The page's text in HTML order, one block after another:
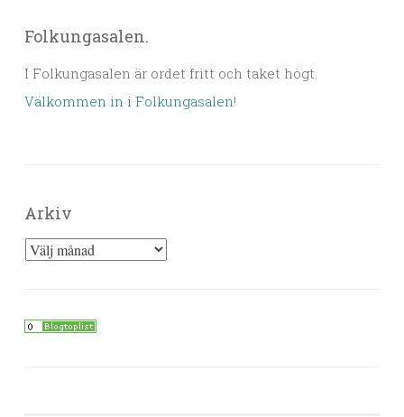
Folkungasalen.
I Folkungasalen är ordet fritt och taket högt.
Välkommen in i Folkungasalen!
Arkiv
Arkiv